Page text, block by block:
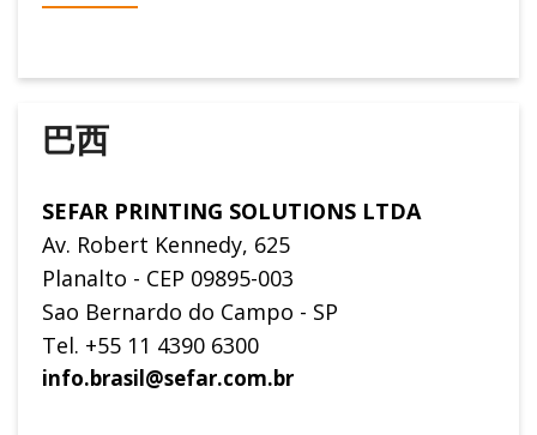
巴西
SEFAR PRINTING SOLUTIONS LTDA
Av. Robert Kennedy, 625
Planalto - CEP 09895-003
Sao Bernardo do Campo - SP
Tel. +55 11 4390 6300
info.brasil@sefar.com.br